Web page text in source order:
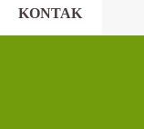
KONTAK